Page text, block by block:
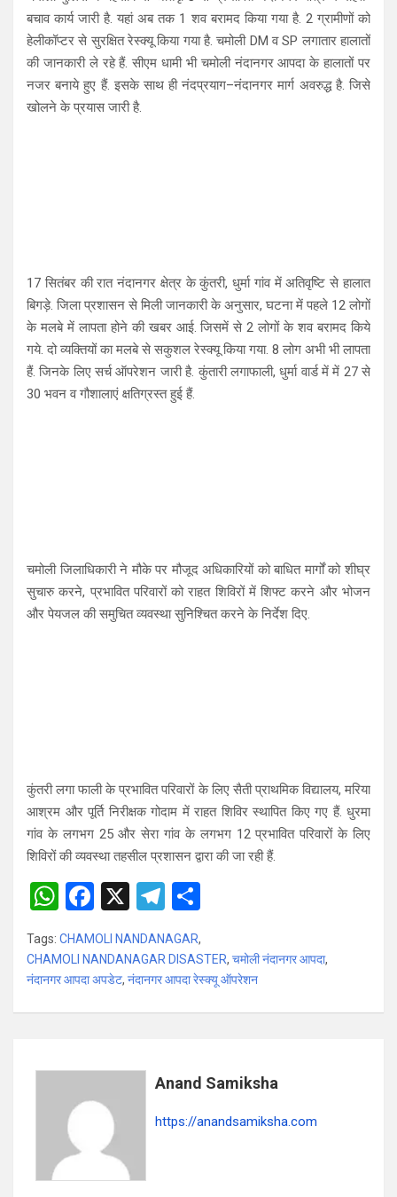
बचाव कार्य जारी है. यहां अब तक 1 शव बरामद किया गया है. 2 ग्रामीणों को
हेलीकॉप्टर से सुरक्षित रेस्क्यू किया गया है. चमोली DM व SP लगातार हालातों
की जानकारी ले रहे हैं. सीएम धामी भी चमोली नंदानगर आपदा के हालातों पर
नजर बनाये हुए हैं. इसके साथ ही नंदप्रयाग–नंदानगर मार्ग अवरुद्ध है. जिसे
खोलने के प्रयास जारी है.
17 सितंबर की रात नंदानगर क्षेत्र के कुंतरी, धुर्मा गांव में अतिवृष्टि से हालात
बिगड़े. जिला प्रशासन से मिली जानकारी के अनुसार, घटना में पहले 12 लोगों
के मलबे में लापता होने की खबर आई. जिसमें से 2 लोगों के शव बरामद किये
गये. दो व्यक्तियों का मलबे से सकुशल रेस्क्यू किया गया. 8 लोग अभी भी लापता
हैं. जिनके लिए सर्च ऑपरेशन जारी है. कुंतारी लगाफाली, धुर्मा वार्ड में में 27 से
30 भवन व गौशालाएं क्षतिग्रस्त हुई हैं.
चमोली जिलाधिकारी ने मौके पर मौजूद अधिकारियों को बाधित मार्गों को शीघ्र
सुचारु करने, प्रभावित परिवारों को राहत शिविरों में शिफ्ट करने और भोजन
और पेयजल की समुचित व्यवस्था सुनिश्चित करने के निर्देश दिए.
कुंतरी लगा फाली के प्रभावित परिवारों के लिए सैती प्राथमिक विद्यालय, मरिया
आश्रम और पूर्ति निरीक्षक गोदाम में राहत शिविर स्थापित किए गए हैं. धुरमा
गांव के लगभग 25 और सेरा गांव के लगभग 12 प्रभावित परिवारों के लिए
शिविरों की व्यवस्था तहसील प्रशासन द्वारा की जा रही हैं.
W
h
at
s
A
p
F
a
ce
b
o
k
X
T
el
e
gr
a
ar
e
Tags: CHAMOLI NANDANAGAR,
CHAMOLI NANDANAGAR DISASTER, चमोली नंदानगर आपदा,
नंदानगर आपदा अपडेट, नंदानगर आपदा रेस्क्यू ऑपरेशन
Anand Samiksha
https://anandsamiksha.com